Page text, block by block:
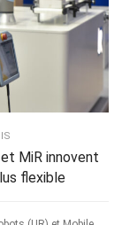
MiR innovent
flexible